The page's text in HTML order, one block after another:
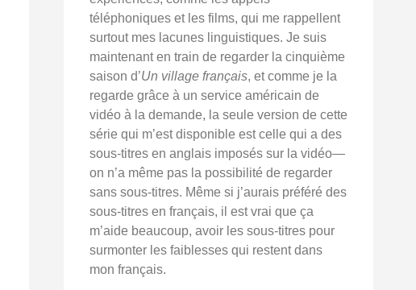
téléphoniques et les films, qui me rappellent
surtout mes lacunes linguistiques. Je suis
maintenant en train de regarder la cinquième
saison d’Un village français, et comme je la
regarde grâce à un service américain de
vidéo à la demande, la seule version de cette
série qui m’est disponible est celle qui a des
sous-titres en anglais imposés sur la vidéo—
on n’a même pas la possibilité de regarder
sans sous-titres. Même si j’aurais préféré des
sous-titres en français, il est vrai que ça
m’aide beaucoup, avoir les sous-titres pour
surmonter les faiblesses qui restent dans
mon français.